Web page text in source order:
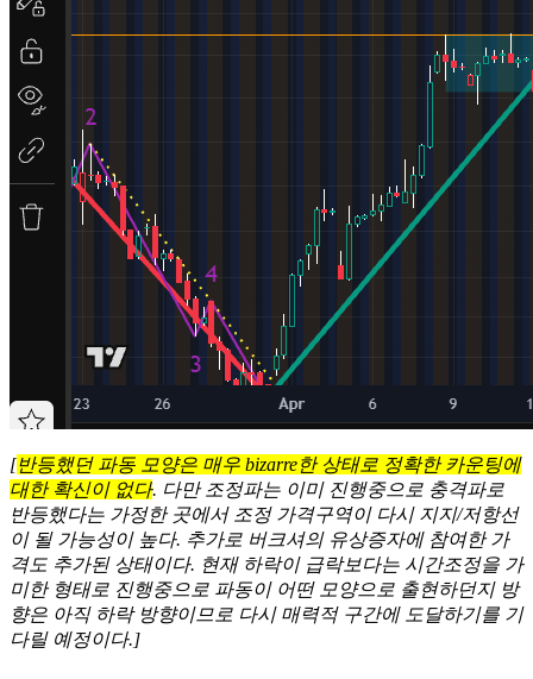
[반등했던 파동 모양은 매우 bizarre한 상태로 정확한 카운팅에
대한 확신이 없다. 다만 조정파는 이미 진행중으로 충격파로
반등했다는 가정한 곳에서 조정 가격구역이 다시 지지/저항선
이 될 가능성이 높다. 추가로 버크셔의 유상증자에 참여한 가
격도 추가된 상태이다. 현재 하락이 급락보다는 시간조정을 가
미한 형태로 진행중으로 파동이 어떤 모양으로 출현하던지 방
향은 아직 하락 방향이므로 다시 매력적 구간에 도달하기를 기
다릴 예정이다.]